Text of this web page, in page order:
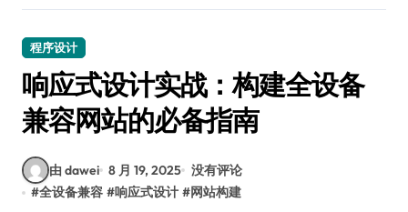
程序设计
响应式设计实战：构建全设备
兼容网站的必备指南
由 dawei 8 月 19, 2025 没有评论
#全设备兼容 #响应式设计 #网站构建